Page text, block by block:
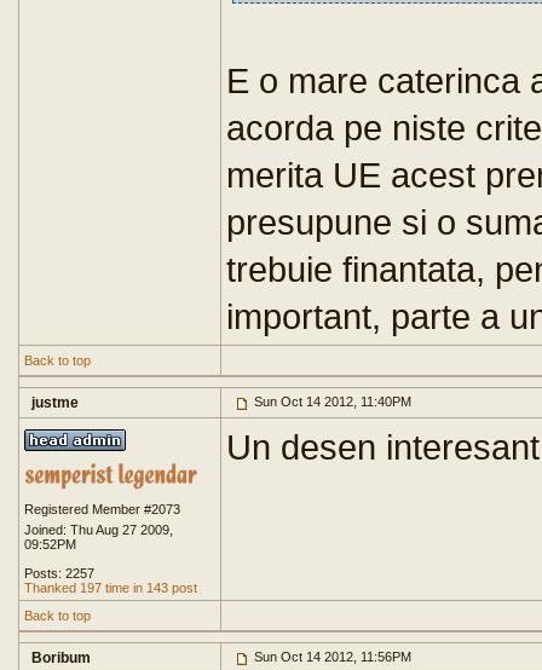
E o mare caterinca
acorda pe niste
merita UE acest
presupune si o
trebuie finantata,
important, parte a
Back to top
justme Sun Oct 14 2012, 11:40PM
Registered Member #2073
Joined: Thu Aug 27 2009,
09:52PM
Posts: 2257
Thanked 197 time in 143 post
Un desen
Back to top
Boribum Sun Oct 14 2012, 11:56PM